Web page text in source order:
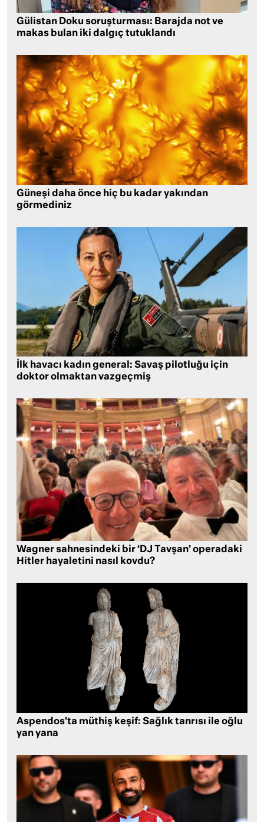
Gülistan Doku soruşturması: Barajda not ve
makas bulan iki dalgıç tutuklandı
Güneşi daha önce hiç bu kadar yakından
görmediniz
İlk havacı kadın general: Savaş pilotluğu için
doktor olmaktan vazgeçmiş
Wagner sahnesindeki bir ‘DJ Tavşan’ operadaki
Hitler hayaletini nasıl kovdu?
Aspendos’ta müthiş keşif: Sağlık tanrısı ile oğlu
yan yana